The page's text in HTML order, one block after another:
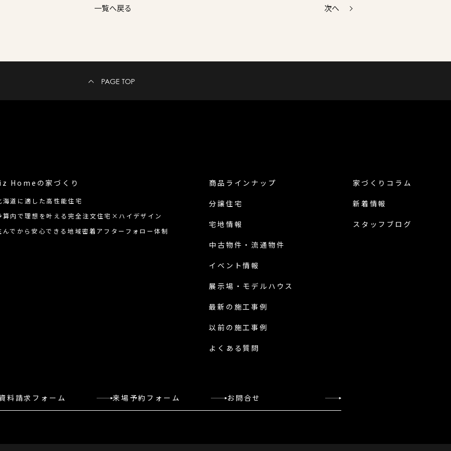
一覧へ戻る 次へ
PAGE TOP
Homeの家づくり
海道に適した高性能住宅
算内で理想を叶える完全注文住宅×ハイデザイン
んでから安心できる地域密着アフターフォロー体制
商品ラインナップ
分譲住宅
宅地情報
中古物件・流通物件
イベント情報
展示場・ モデルハウス
最新の施工事例
以前の施工事例
よくある質問
家づくりコラム
新着情報
スタッフブログ
料請求フォーム 来場予約フォーム お問合せ